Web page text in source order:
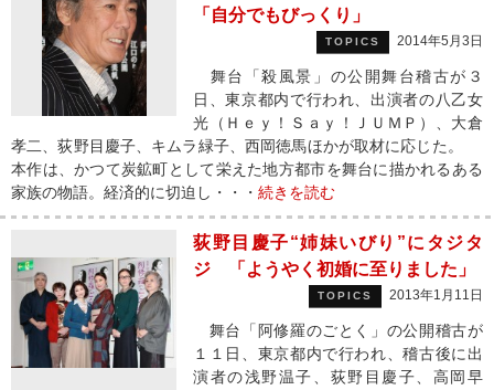
「自分でもびっくり」
TOPICS 2014年5月3日
舞台「殺風景」の公開舞台稽古が３
日、東京都内で行われ、出演者の八乙女
光（Ｈｅｙ！Ｓａｙ！ＪＵＭＰ）、大倉
孝二、荻野目慶子、キムラ緑子、西岡徳馬ほかが取材に応じた。
本作は、かつて炭鉱町として栄えた地方都市を舞台に描かれるある
家族の物語。経済的に切迫し・・・ 続きを読む
荻野目慶子“姉妹いびり”にタジタ
ジ 「ようやく初婚に至りました」
TOPICS 2013年1月11日
舞台「阿修羅のごとく」の公開稽古が
１１日、東京都内で行われ、稽古後に出
演者の浅野温子、荻野目慶子、高岡早